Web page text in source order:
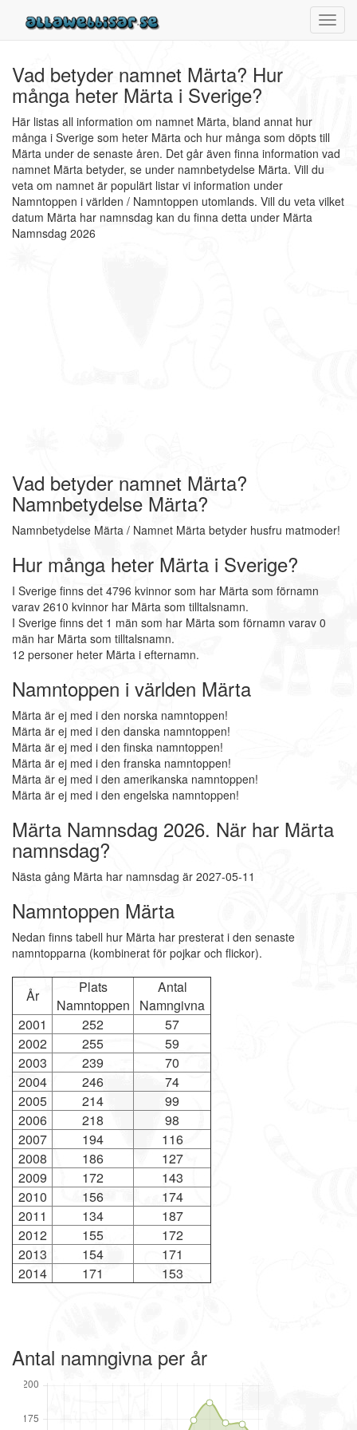
Vad betyder namnet Märta? Hur
många heter Märta i Sverige?
Här listas all information om namnet Märta, bland annat hur
många i Sverige som heter Märta och hur många som döpts till
Märta under de senaste åren. Det går även finna information vad
namnet Märta betyder, se under namnbetydelse Märta. Vill du
veta om namnet är populärt listar vi information under
Namntoppen i världen / Namntoppen utomlands. Vill du veta vilket
datum Märta har namnsdag kan du finna detta under Märta
Namnsdag 2026
Vad betyder namnet Märta?
Namnbetydelse Märta?
Namnbetydelse Märta / Namnet Märta betyder husfru matmoder!
Hur många heter Märta i Sverige?
I Sverige finns det 4796 kvinnor som har Märta som förnamn
varav 2610 kvinnor har Märta som tilltalsnamn.
I Sverige finns det 1 män som har Märta som förnamn varav 0
män har Märta som tilltalsnamn.
12 personer heter Märta i efternamn.
Namntoppen i världen Märta
Märta är ej med i den norska namntoppen!
Märta är ej med i den danska namntoppen!
Märta är ej med i den finska namntoppen!
Märta är ej med i den franska namntoppen!
Märta är ej med i den amerikanska namntoppen!
Märta är ej med i den engelska namntoppen!
Märta Namnsdag 2026. När har Märta
namnsdag?
Nästa gång Märta har namnsdag är 2027-05-11
Namntoppen Märta
Nedan finns tabell hur Märta har presterat i den senaste
namntopparna (kombinerat för pojkar och flickor).
År
Plats
Namntoppen
Antal
Namngivna
2001
252
57
2002
255
59
2003
239
70
2004
246
74
2005
214
99
2006
218
98
2007
194
116
2008
186
127
2009
172
143
2010
156
174
2011
134
187
2012
155
172
2013
154
171
2014
171 153
Antal namngivna per år